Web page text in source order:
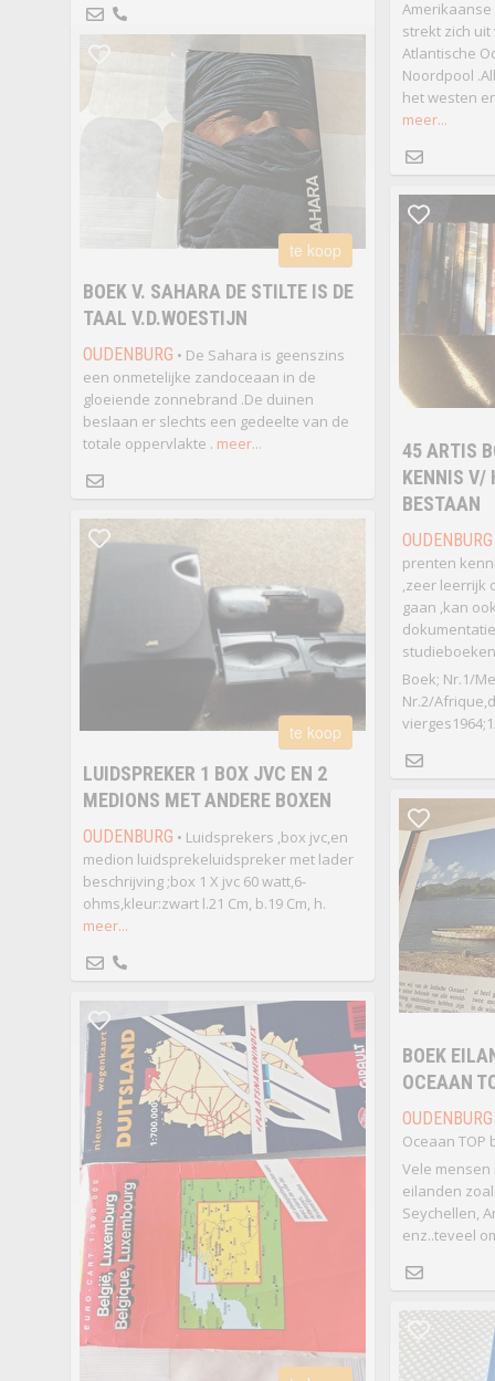
Amerikaanse
strekt zich
Atlantische
Noordpool
het westen
meer...
te koop
BOEK V. SAHARA DE STILTE IS DE
TAAL V.D.WOESTIJN
OUDENBURG • De Sahara is geenszins
een onmetelijke zandoceaan in de
gloeiende zonnebrand .De duinen
beslaan er slechts een gedeelte van de
totale oppervlakte . meer...
45 ARTIS
KENNIS V/
BESTAAN
OUDENBURG
prenten
,zeer leerrijk
gaan ,kan
Boek; Nr.1/
Nr.2/
te koop
LUIDSPREKER 1 BOX JVC EN 2
MEDIONS MET ANDERE BOXEN
OUDENBURG • Luidsprekers ,box jvc,en
medion luidsprekeluidspreker met lader
beschrijving ;box 1 X jvc 60 watt,6-
ohms,kleur:zwart l.21 Cm, b.19 Cm, h.
meer...
BOEK
OCEAAN
OUDENBURG
Oceaan TOP
Vele
eilanden
Seychellen,
enz..teveel